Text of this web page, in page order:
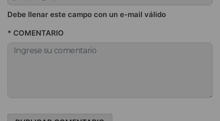
Debe llenar este campo con un e-mail válido
* COMENTARIO